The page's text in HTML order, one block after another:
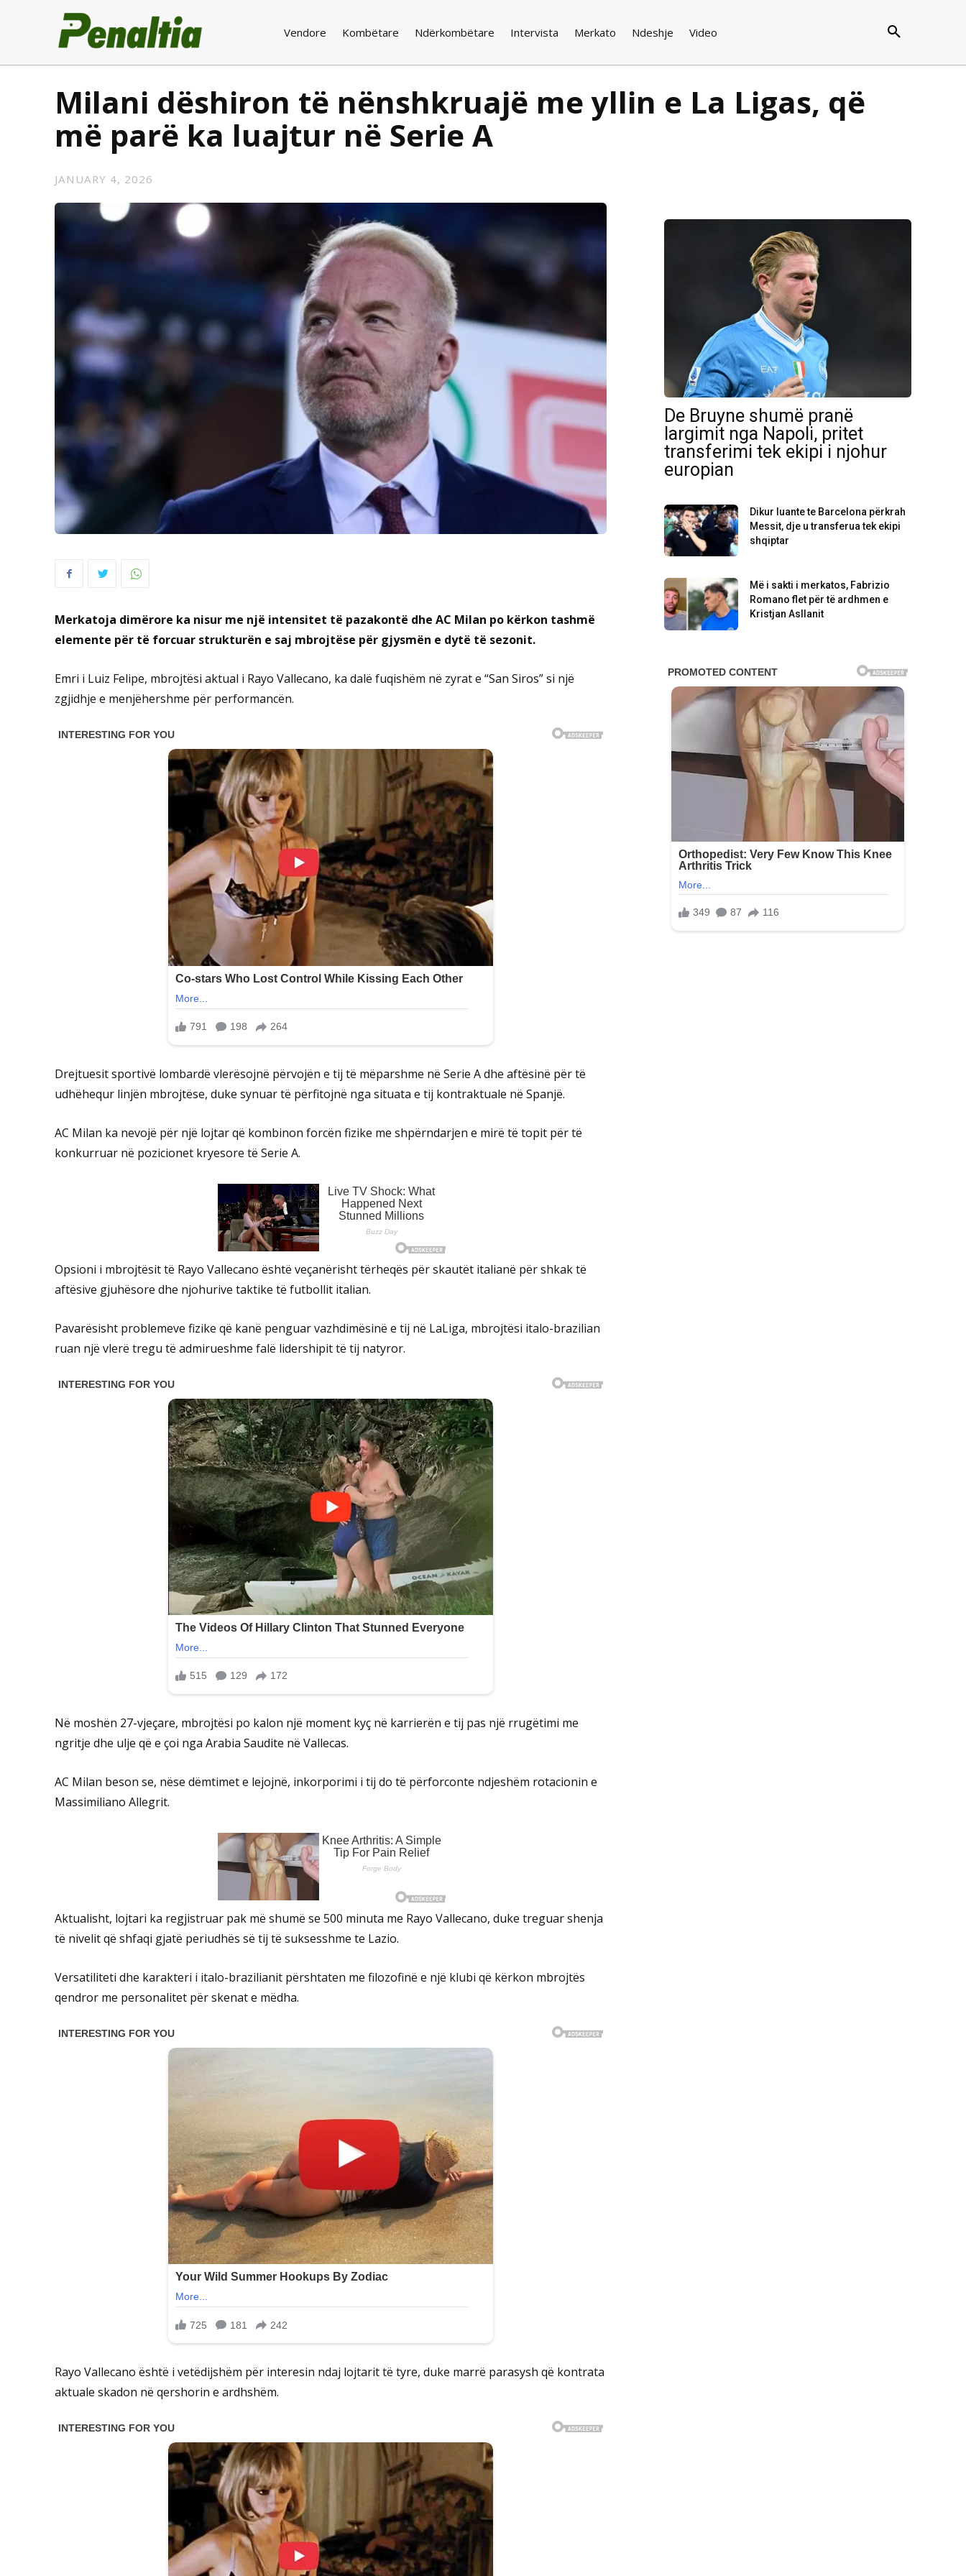
Vendore Kombëtare Ndërkombëtare Intervista Merkato Ndeshje Video
Milani dëshiron të nënshkruajë me yllin e La Ligas, që
më parë ka luajtur në Serie A
JANUARY 4, 2026
Merkatoja dimërore ka nisur me një intensitet të pazakontë dhe AC Milan po kërkon tashmë
elemente për të forcuar strukturën e saj mbrojtëse për gjysmën e dytë të sezonit.
Emri i Luiz Felipe, mbrojtësi aktual i Rayo Vallecano, ka dalë fuqishëm në zyrat e “San Siros” si një
zgjidhje e menjëhershme për performancën.
Drejtuesit sportivë lombardë vlerësojnë përvojën e tij të mëparshme në Serie A dhe aftësinë për të
udhëhequr linjën mbrojtëse, duke synuar të përfitojnë nga situata e tij kontraktuale në Spanjë.
AC Milan ka nevojë për një lojtar që kombinon forcën fizike me shpërndarjen e mirë të topit për të
konkurruar në pozicionet kryesore të Serie A.
Opsioni i mbrojtësit të Rayo Vallecano është veçanërisht tërheqës për skautët italianë për shkak të
aftësive gjuhësore dhe njohurive taktike të futbollit italian.
Pavarësisht problemeve fizike që kanë penguar vazhdimësinë e tij në LaLiga, mbrojtësi italo-brazilian
ruan një vlerë tregu të admirueshme falë lidershipit të tij natyror.
Në moshën 27-vjeçare, mbrojtësi po kalon një moment kyç në karrierën e tij pas një rrugëtimi me
ngritje dhe ulje që e çoi nga Arabia Saudite në Vallecas.
AC Milan beson se, nëse dëmtimet e lejojnë, inkorporimi i tij do të përforconte ndjeshëm rotacionin e
Massimiliano Allegrit.
Aktualisht, lojtari ka regjistruar pak më shumë se 500 minuta me Rayo Vallecano, duke treguar shenja
të nivelit që shfaqi gjatë periudhës së tij të suksesshme te Lazio.
Versatiliteti dhe karakteri i italo-brazilianit përshtaten me filozofinë e një klubi që kërkon mbrojtës
qendror me personalitet për skenat e mëdha.
Rayo Vallecano është i vetëdijshëm për interesin ndaj lojtarit të tyre, duke marrë parasysh që kontrata
aktuale skadon në qershorin e ardhshëm.
De Bruyne shumë pranë
largimit nga Napoli, pritet
transferimi tek ekipi i njohur
europian
Dikur luante te Barcelona përkrah
Messit, dje u transferua tek ekipi
shqiptar
Më i sakti i merkatos, Fabrizio
Romano flet për të ardhmen e
Kristjan Asllanit